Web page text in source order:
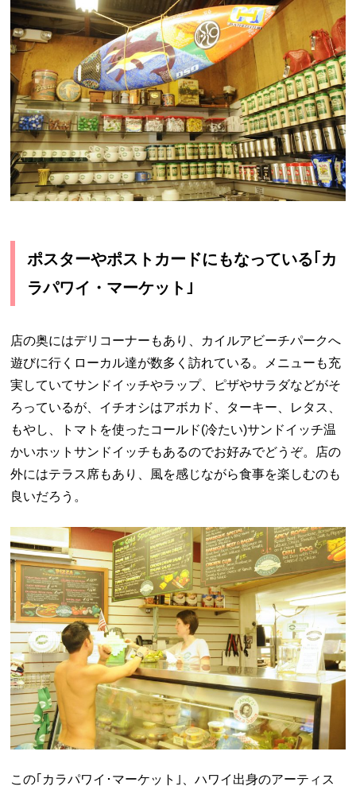
ポスターやポストカードにもなっている｢カ
ラパワイ・マーケット｣
店の奥にはデリコーナーもあり、カイルアビーチパークへ
遊びに行くローカル達が数多く訪れている。メニューも充
実していてサンドイッチやラップ、ピザやサラダなどがそ
ろっているが、イチオシはアボカド、ターキー、レタス、
もやし、トマトを使ったコールド(冷たい)サンドイッチ温
かいホットサンドイッチもあるのでお好みでどうぞ。店の
外にはテラス席もあり、風を感じながら食事を楽しむのも
良いだろう。
この｢カラパワイ･マーケット｣、ハワイ出身のアーティス